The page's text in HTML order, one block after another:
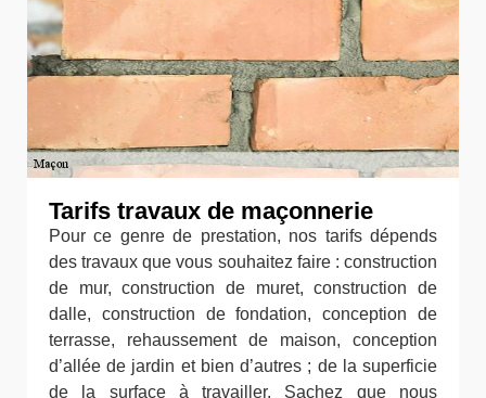
Tarifs travaux de maçonnerie
Pour ce genre de prestation, nos tarifs dépends
des travaux que vous souhaitez faire : construction
de mur, construction de muret, construction de
dalle, construction de fondation, conception de
terrasse, rehaussement de maison, conception
d’allée de jardin et bien d’autres ; de la superficie
de la surface à travailler. Sachez que nous